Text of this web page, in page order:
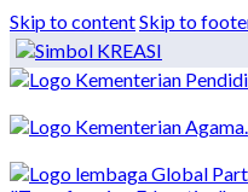
Skip to contentSkip to